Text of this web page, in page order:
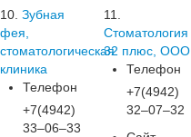
10. Зубная
фея,
стоматологическая
клиника
Телефон
+7(4942)
33‒06‒33
11.
Стоматология
32 плюс, ООО
Телефон
+7(4942)
32‒07‒32